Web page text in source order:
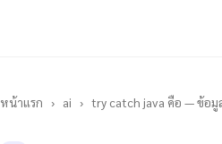
หน้าแรก › ai › try catch java คือ — ข้อมู